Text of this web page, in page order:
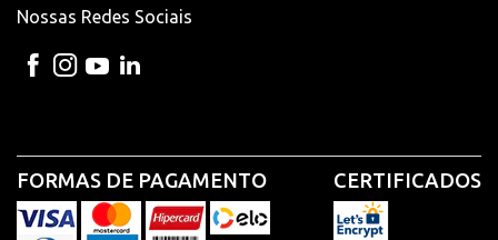
Nossas Redes Sociais
FORMAS DE PAGAMENTO CERTIFICADOS